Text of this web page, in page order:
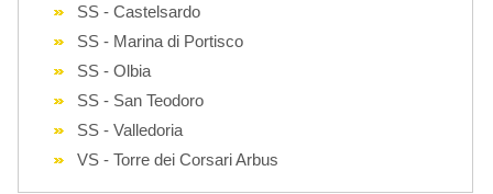
SS - Castelsardo
SS - Marina di Portisco
SS - Olbia
SS - San Teodoro
SS - Valledoria
VS - Torre dei Corsari Arbus